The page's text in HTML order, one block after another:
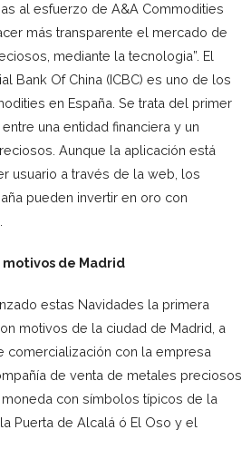
al esfuerzo de A&A Commodities
más transparente el mercado de
mediante la tecnologia”. El
Bank Of China (ICBC) es uno de los
en España. Se trata del primer
una entidad financiera y un
Aunque la aplicación está
usuario a través de la web, los
pueden invertir en oro con
de Madrid
estas Navidades la primera
motivos de la ciudad de Madrid, a
comercialización con la empresa
de venta de metales preciosos
con símbolos típicos de la
Puerta de Alcalá ó El Oso y el